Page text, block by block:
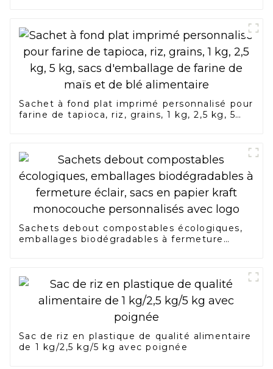
Sachet à fond plat imprimé personnalisé pour
farine de tapioca, riz, grains, 1 kg, 2,5 kg, 5
Sachets debout compostables écologiques,
emballages biodégradables à fermeture
Sac de riz en plastique de qualité alimentaire
de 1 kg/2,5 kg/5 kg avec poignée